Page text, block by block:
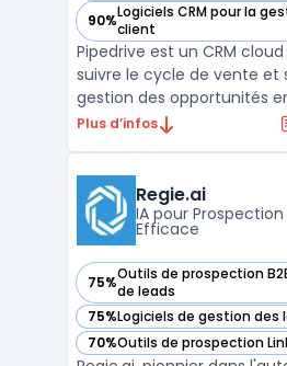
90%Logiciels CRM pour la
client
— voir Pipedrive dans cette
Pipedrive est un CRM
suivre le cycle de vente et
gestion des opportunités
logiciel cible les équipes
processus de relation client.
principal est ...
Plus d’infos
Regie.ai
IA pour
Efficace
75%Outils de prospection
de leads
— voir Regie.ai dans cette
75%Logiciels de gestion des
— voir Regie.ai dans cette
70%Outils de prospection
— voir Regie.ai dans cette